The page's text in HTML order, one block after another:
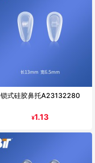
锁式硅胶鼻托A23132280
¥1.13